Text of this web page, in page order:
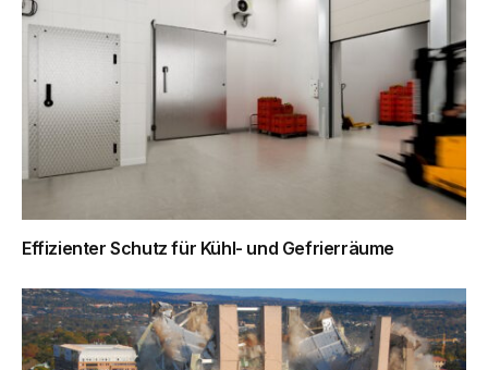
Effizienter Schutz für Kühl- und Gefrierräume